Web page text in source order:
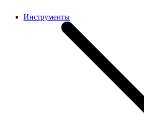
Инструменты